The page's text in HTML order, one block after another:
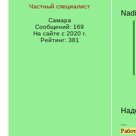
Частный специалист
Самара
Сообщений: 169
На сайте с 2020 г.
Рейтинг: 381
---